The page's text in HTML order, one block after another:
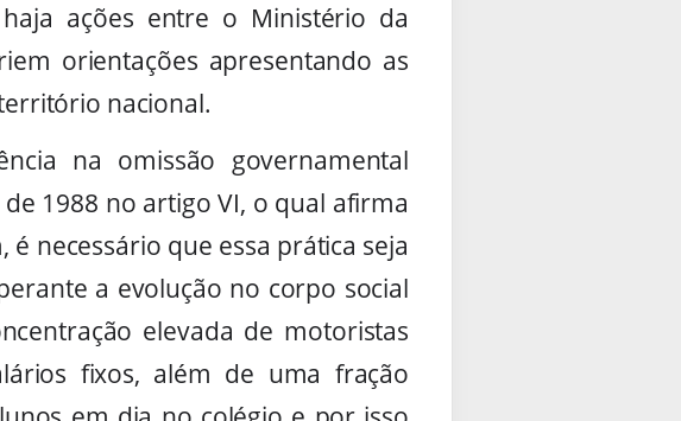
ações entre o Ministério da
orientações apresentando as
nacional.
na omissão governamental
1988 no artigo VI, o qual afirma
necessário que essa prática seja
a evolução no corpo social
elevada de motoristas
fixos, além de uma fração